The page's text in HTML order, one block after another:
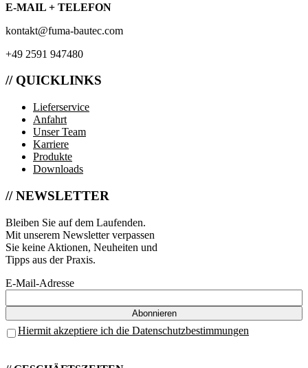
E-MAIL + TELEFON
kontakt@fuma-bautec.com
+49 2591 947480
// QUICKLINKS
Lieferservice
Anfahrt
Unser Team
Karriere
Produkte
Downloads
// NEWSLETTER
Bleiben Sie auf dem Laufenden.
Mit unserem Newsletter verpassen
Sie keine Aktionen, Neuheiten und
Tipps aus der Praxis.
E-Mail-Adresse
Hiermit akzeptiere ich die Datenschutzbestimmungen